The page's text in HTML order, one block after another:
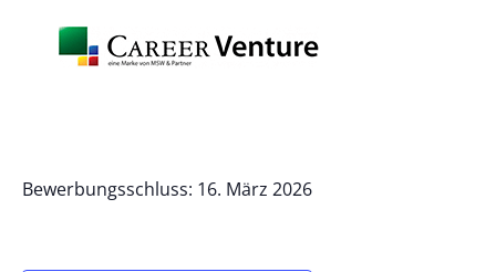
Bewerbungsschluss: 16. März 2026